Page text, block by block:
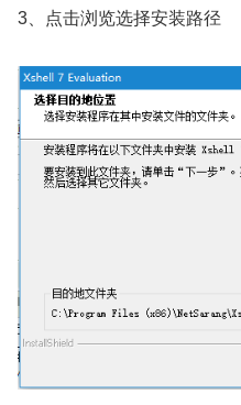
3、点击浏览选择安装路径